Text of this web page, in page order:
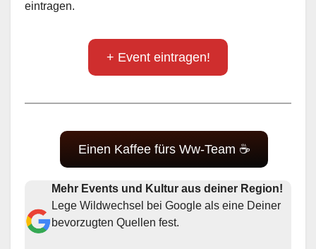
eintragen.
+ Event eintragen!
Einen Kaffee fürs Ww-Team ☕
Mehr Events und Kultur aus deiner Region!
Lege Wildwechsel bei Google als eine Deiner
bevorzugten Quellen fest.